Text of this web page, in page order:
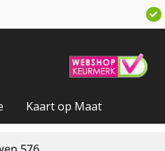
Kaart op Maat